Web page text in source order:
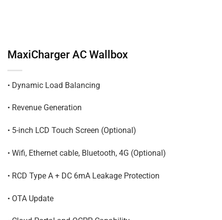
MaxiCharger AC Wallbox
• Dynamic Load Balancing
• Revenue Generation
• 5-inch LCD Touch Screen (Optional)
• Wifi, Ethernet cable, Bluetooth, 4G (Optional)
• RCD Type A + DC 6mA Leakage Protection
• OTA Update